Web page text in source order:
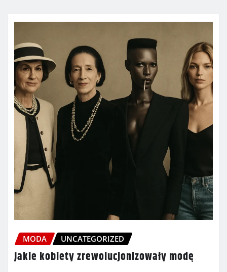
MODA UNCATEGORIZED
Jakie kobiety zrewolucjonizowały modę